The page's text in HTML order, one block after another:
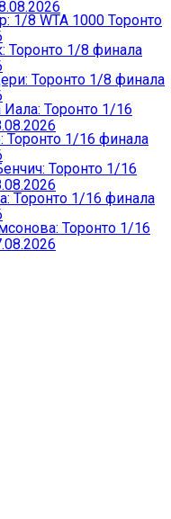
8 WTA 1000 Торонто
Торонто 1/8 финала
Торонто 1/8 финала
Торонто 1/16
1/16 финала
Торонто 1/16
Торонто 1/16 финала
Торонто 1/16